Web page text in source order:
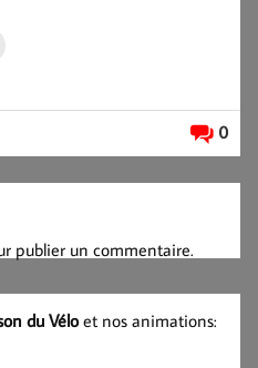
0
publier un commentaire.
du Véloet nos animations: